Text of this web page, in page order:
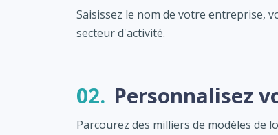
Saisissez le nom de votre entreprise,
secteur d'activité.
02. Personnalisez
Parcourez des milliers de modèles de